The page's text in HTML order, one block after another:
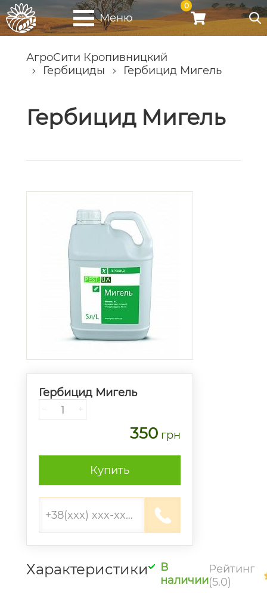
Меню
0
АгроСити Кропивницкий
Гербициды
Гербицид Мигель
Гербицид Мигель
Гербицид Мигель
− +
350 грн
Купить
Характеристики
В
наличии
Рейтинг
(5.0)